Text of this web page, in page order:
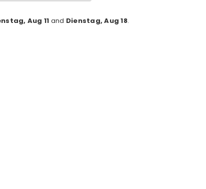
Aug 11 and Dienstag, Aug 18.